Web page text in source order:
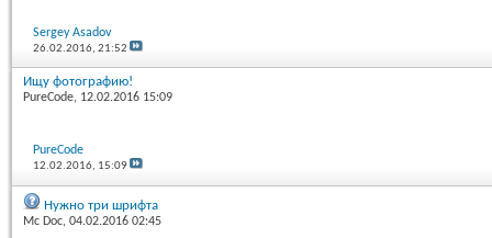
Sergey Asadov
26.02.2016,21:52
Ищу фотографию!
PureCode, 12.02.2016 15:09
PureCode
12.02.2016, 15:09
Нужно три шрифта
Mc Doc, 04.02.2016 02:45